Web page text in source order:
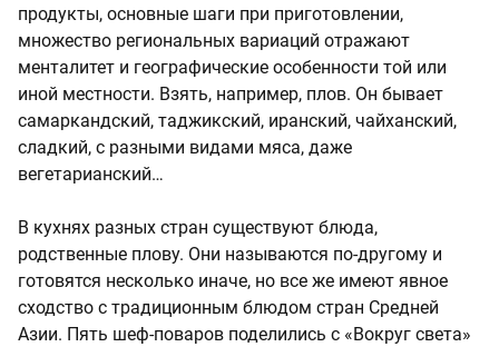
продукты, основные шаги при приготовлении,
множество региональных вариаций отражают
менталитет и географические особенности той или
иной местности. Взять, например, плов. Он бывает
самаркандский, таджикский, иранский, чайханский,
сладкий, с разными видами мяса, даже
вегетарианский…
В кухнях разных стран существуют блюда,
родственные плову. Они называются по-другому и
готовятся несколько иначе, но все же имеют явное
сходство с традиционным блюдом стран Средней
Азии. Пять шеф-поваров поделились с «Вокруг света»